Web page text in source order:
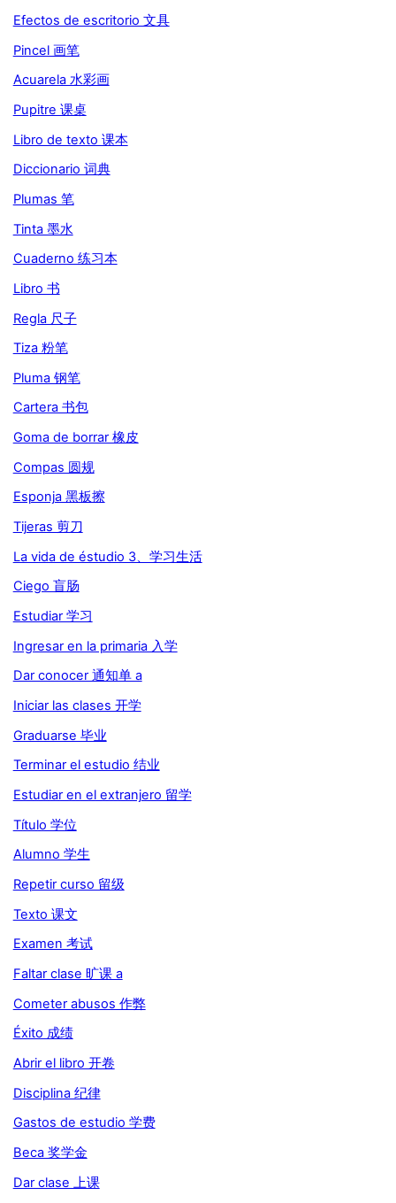
Efectos de escritorio 文具
Pincel 画笔
Acuarela 水彩画
Pupitre 课桌
Libro de texto 课本
Diccionario 词典
Plumas 笔
Tinta 墨水
Cuaderno 练习本
Libro 书
Regla 尺子
Tiza 粉笔
Pluma 钢笔
Cartera 书包
Goma de borrar 橡皮
Compas 圆规
Esponja 黑板擦
Tijeras 剪刀
La vida de éstudio 3、学习生活
Ciego 盲肠
Estudiar 学习
Ingresar en la primaria 入学
Dar conocer 通知单 a
Iniciar las clases 开学
Graduarse 毕业
Terminar el estudio 结业
Estudiar en el extranjero 留学
Título 学位
Alumno 学生
Repetir curso 留级
Texto 课文
Examen 考试
Faltar clase 旷课 a
Cometer abusos 作弊
Éxito 成绩
Abrir el libro 开卷
Disciplina 纪律
Gastos de estudio 学费
Beca 奖学金
Dar clase 上课